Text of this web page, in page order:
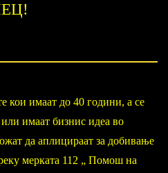
кои имаат до 40 години, а се
или имаат бизнис идеа во
да аплицираат за добивање
мерката 112 „ Помош на